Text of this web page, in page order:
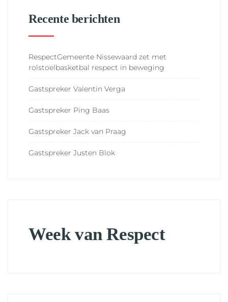
Recente berichten
RespectGemeente Nissewaard zet met
rolstoelbasketbal respect in beweging
Gastspreker Valentin Verga
Gastspreker Ping Baas
Gastspreker Jack van Praag
Gastspreker Justen Blok
Week van Respect